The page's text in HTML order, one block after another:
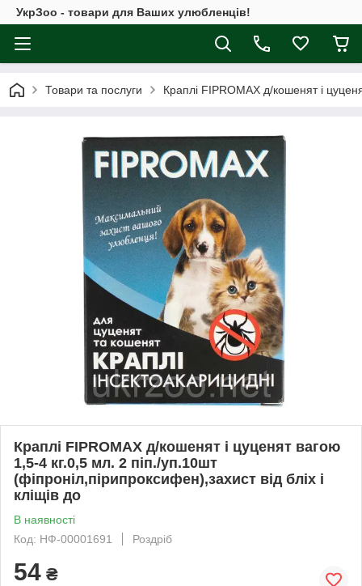
УкрЗоо - товари для Ваших улюбленців!
Товари та послуги Краплі FIPROMAX д/кошенят і
Краплі FIPROMAX д/кошенят і цуценят вагою
1,5-4 кг.0,5 мл. 2 піп./уп.10шт
(фіпроніл,пірипроксифен),захист від бліх і
кліщів до
В наявності
Код: НФ-00001691
Роздріб
54 ₴